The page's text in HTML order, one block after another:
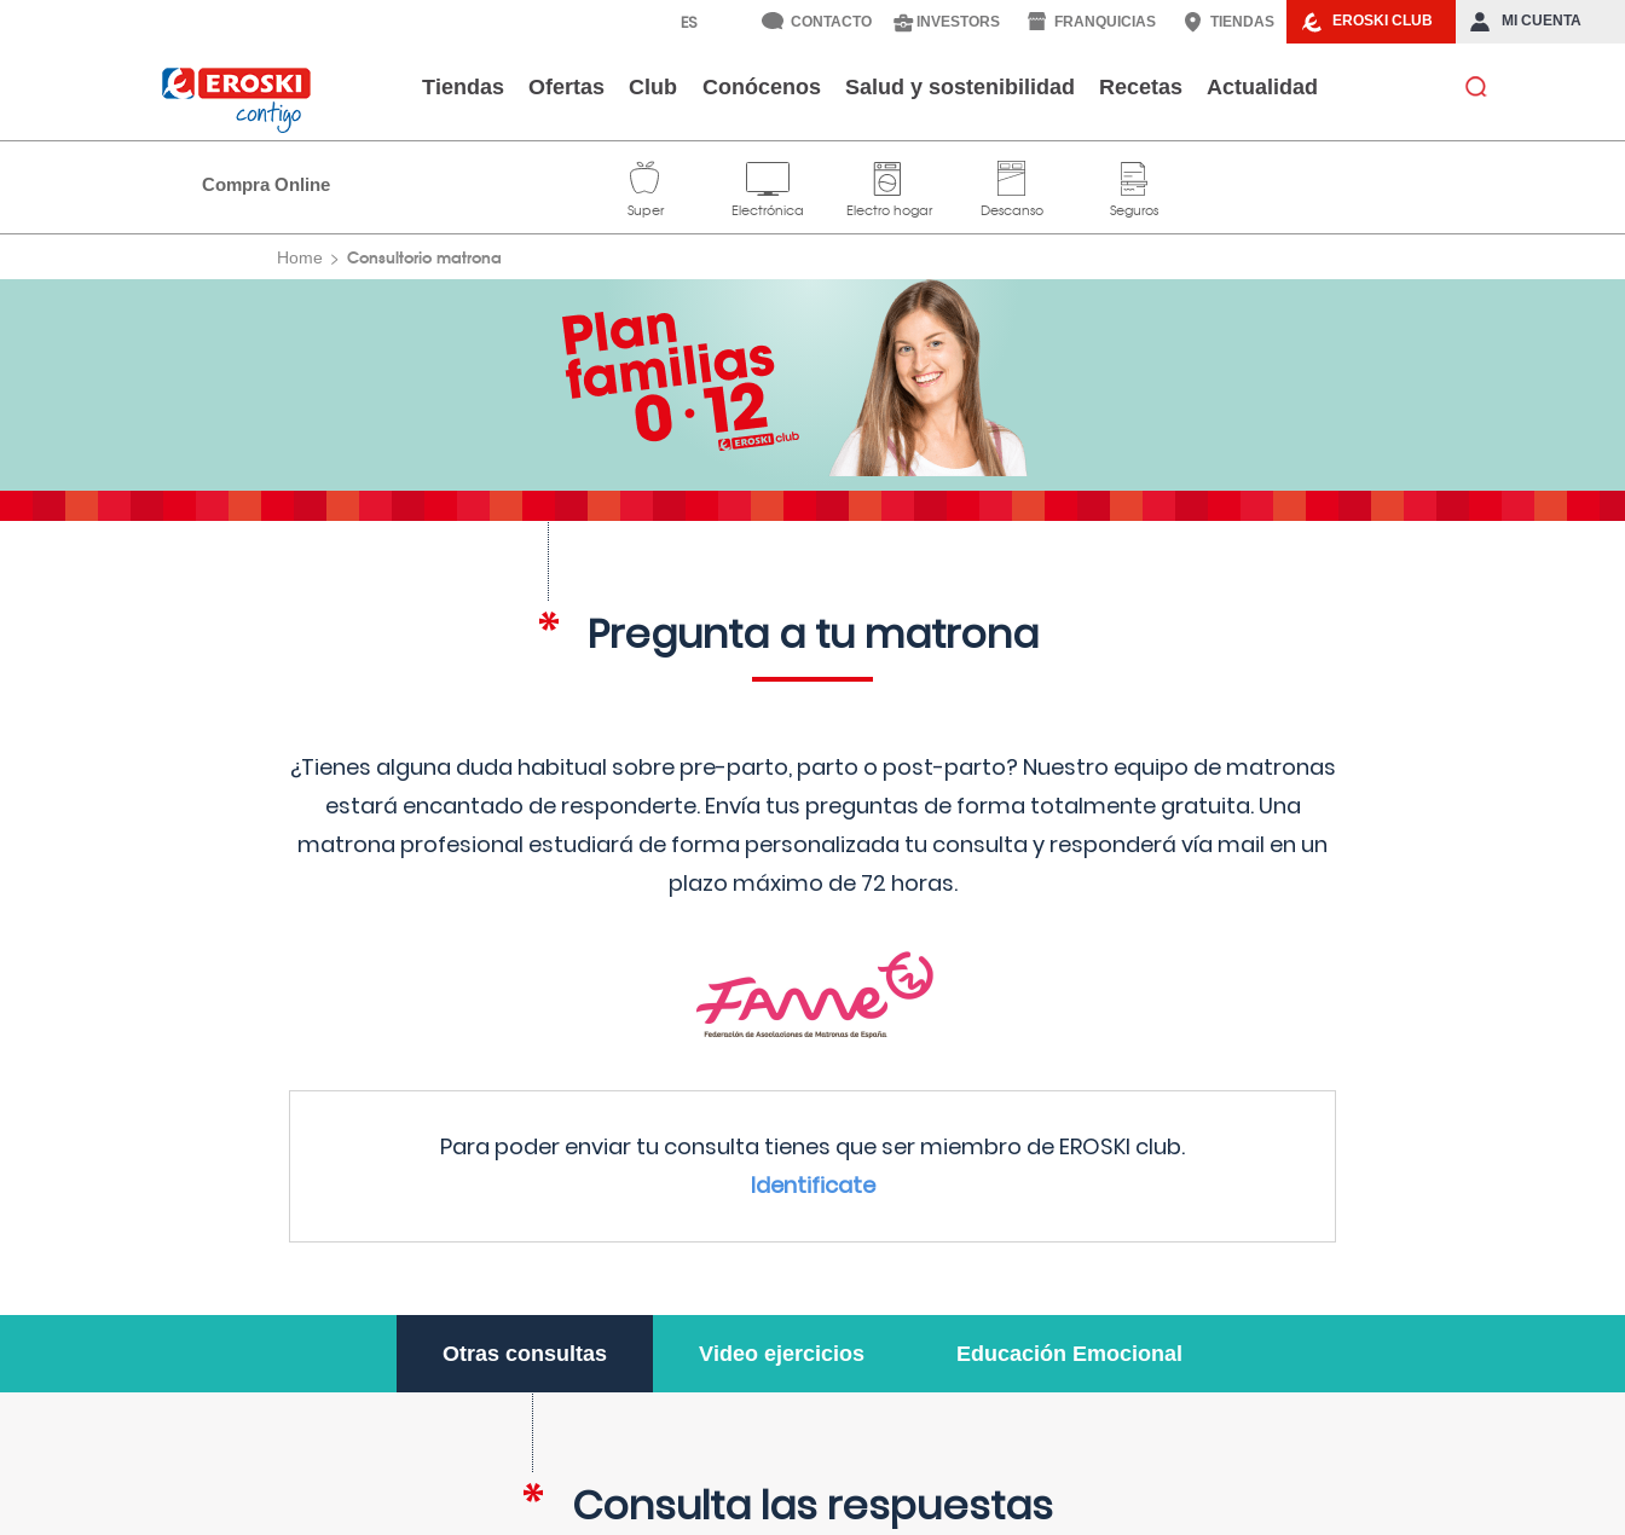
EROSKI CLUB MI CUENTA
CONTACTO INVESTORS FRANQUICIAS TIENDAS
Tiendas Ofertas Club Conócenos Salud y sostenibilidad Recetas Actualidad
Compra Online
Home Consultorio matrona
Pregunta a tu matrona
¿Tienes alguna duda habitual sobre pre-parto, parto o post-parto? Nuestro equipo de matronas
estará encantado de responderte. Envía tus preguntas de forma totalmente gratuita. Una
matrona profesional estudiará de forma personalizada tu consulta y responderá vía mail en un
plazo máximo de 72 horas.
Para poder enviar tu consulta tienes que ser miembro de EROSKI club.
Identificate
Otras consultas Video ejercicios Educación Emocional
Consulta las respuestas